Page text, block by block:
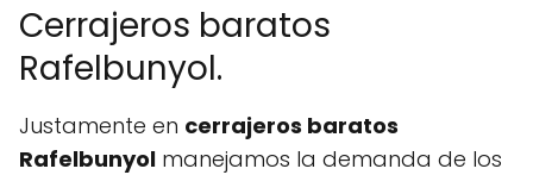
Cerrajeros baratos
Rafelbunyol.
Justamente en cerrajeros baratos
Rafelbunyol manejamos la demanda de los